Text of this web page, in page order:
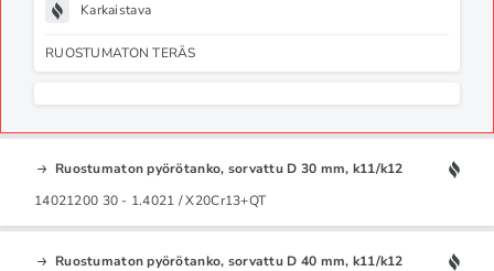
Karkaistava
RUOSTUMATON TERÄS
Ruostumaton pyörötanko, sorvattu D 30 mm, k11/k12
14021200 30 - 1.4021 / X20Cr13+QT
Ruostumaton pyörötanko, sorvattu D 40 mm, k11/k12